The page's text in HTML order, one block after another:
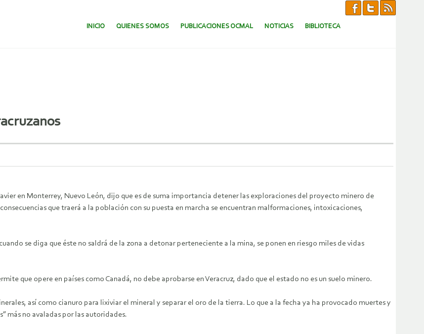
SALTAR AL CONTENIDO.
INICIO QUIENES SOMOS PUBLICACIONES OCMAL NOTICIAS BIBLIOTECA
en Monterrey, Nuevo León, dijo que es de suma importancia detener las exploraciones del proyecto minero de
que traerá a la población con su puesta en marcha se encuentran malformaciones, intoxicaciones,
se diga que éste no saldrá de la zona a detonar perteneciente a la mina, se ponen en riesgo miles de vidas
que opere en países como Canadá, no debe aprobarse en Veracruz, dado que el estado no es un suelo minero.
así como cianuro para lixiviar el mineral y separar el oro de la tierra. Lo que a la fecha ya ha provocado muertes y
más no avaladas por las autoridades.